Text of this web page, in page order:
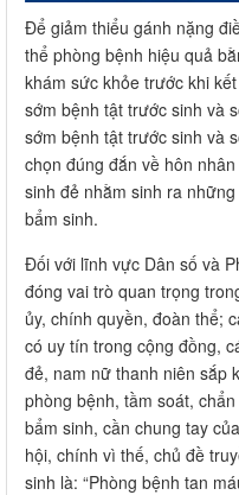
Để giảm thiểu gánh nặng
thể phòng bệnh hiệu quả
khám sức khỏe trước khi
sớm bệnh tật trước sinh và
sớm bệnh tật trước sinh và
chọn đúng đắn về hôn
sinh đẻ nhằm sinh ra
bẩm sinh.
Đối với lĩnh vực Dân số và
đóng vai trò quan trọng
ủy, chính quyền, đoàn thể;
có uy tín trong cộng đồng,
đẻ, nam nữ thanh niên sắp
phòng bệnh, tầm soát,
bẩm sinh, cần chung tay
hội, chính vì thế, chủ đề
sinh là: “Phòng bệnh tan